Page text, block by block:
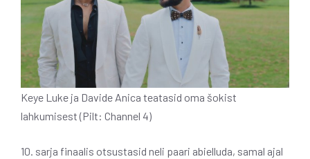
Keye Luke ja Davide Anica teatasid oma šokist
lahkumisest (Pilt: Channel 4)
10. sarja finaalis otsustasid neli paari abielluda, samal ajal